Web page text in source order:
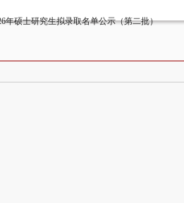
年硕士研究生拟录取名单公示（第二批）
年硕士研究生调剂办法
年硕士研究生拟录取名单公示（第一批）
年职称认定公示